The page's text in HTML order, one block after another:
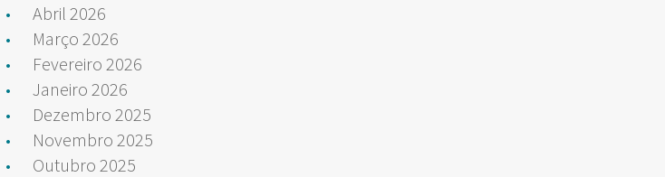
Abril 2026
Março 2026
Fevereiro 2026
Janeiro 2026
Dezembro 2025
Novembro 2025
Outubro 2025